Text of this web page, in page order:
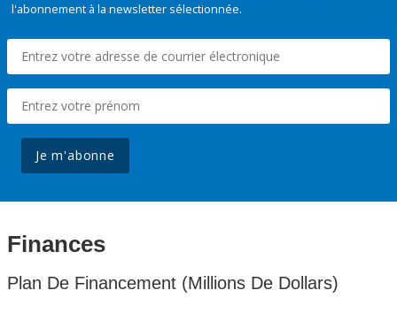
l'abonnement à la newsletter sélectionnée.
Je m'abonne
Finances
Plan De Financement (Millions De Dollars)